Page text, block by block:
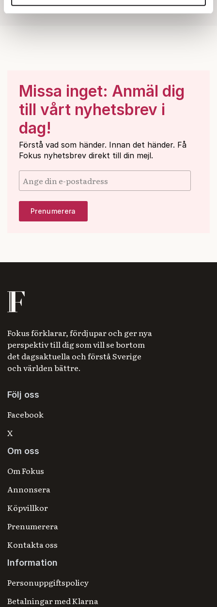
annons- och analysföretag som vi samarbetar med.
Missa inget: Anmäl dig
till vårt nyhetsbrev i
dag!
Förstå vad som händer. Innan det händer. Få
Fokus nyhetsbrev direkt till din mejl.
Fokus förklarar, fördjupar och ger nya
perspektiv till dig som vill se bortom
det dagsaktuella och förstå Sverige
och världen bättre.
Följ oss
Facebook
X
Om oss
Om Fokus
Annonsera
Köpvillkor
Prenumerera
Kontakta oss
Information
Personuppgiftspolicy
Betalningar med Klarna